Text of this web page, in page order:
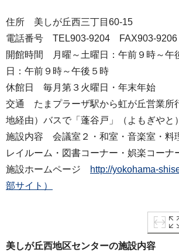
住所 美しが丘西三丁目60-15
電話番号 TEL903-9204 FAX903-9206
開館時間 月曜～土曜日：午前９時～午
日：午前９時～午後５時
休館日 毎月第３火曜日・年末年始
交通 たまプラーザ駅から虹が丘営業所
地経由）バスで「蓬谷戸」（よもぎやと
施設内容 会議室２・和室・音楽室・料
レイルーム・図書コーナー・娯楽コーナ
施設ホームページ
http://yokohama-
部サイト）
美しが丘西地区センターの施設内容